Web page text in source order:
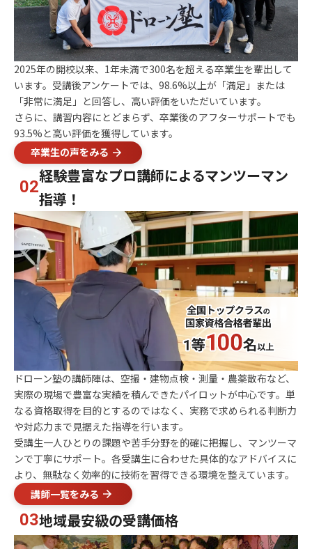
2025年の開校以来、1年未満で300名を超える卒業生を輩出して
います。受講後アンケートでは、98.6%以上が「満足」または
「非常に満足」と回答し、高い評価をいただいています。
さらに、講習内容にとどまらず、卒業後のアフターサポートでも
93.5%と高い評価を獲得しています。
卒業生の声をみる
02
経験豊富なプロ講師によるマンツーマン
指導！
ドローン塾の講師陣は、空撮・建物点検・測量・農薬散布など、
実際の現場で豊富な実績を積んできたパイロットが中心です。単
なる資格取得を目的とするのではなく、実務で求められる判断力
や対応力まで見据えた指導を行います。
受講生一人ひとりの課題や苦手分野を的確に把握し、マンツーマ
ンで丁寧にサポート。各受講生に合わせた具体的なアドバイスに
より、無駄なく効率的に技術を習得できる環境を整えています。
講師一覧をみる
03地域最安級の受講価格